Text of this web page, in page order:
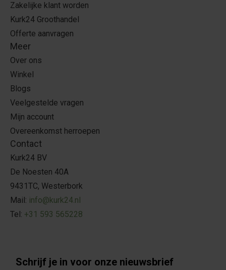
Zakelijke klant worden
Kurk24 Groothandel
Offerte aanvragen
Meer
Over ons
Winkel
Blogs
Veelgestelde vragen
Mijn account
Overeenkomst herroepen
Contact
Kurk24 BV
De Noesten 40A
9431TC, Westerbork
Mail: info@kurk24.nl
Tel: +31 593 565228
Schrijf je in voor onze nieuwsbrief